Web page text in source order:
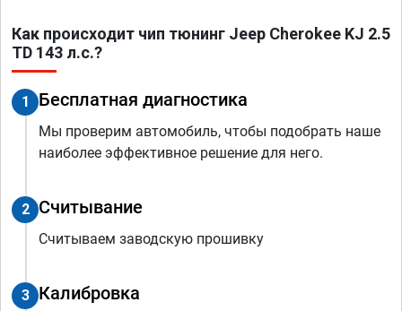
Как происходит чип тюнинг Jeep Cherokee KJ 2.5
TD 143 л.с.?
1 Бесплатная диагностика
Мы проверим автомобиль, чтобы подобрать наше
наиболее эффективное решение для него.
2 Считывание
Считываем заводскую прошивку
3 Калибровка